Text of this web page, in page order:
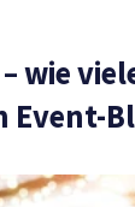
wie
Event-